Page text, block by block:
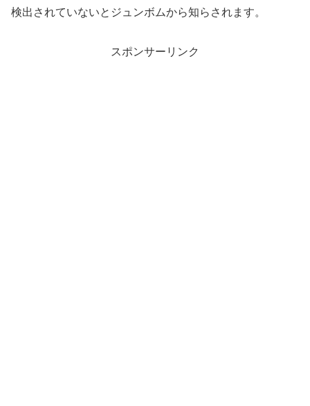
検出されていないとジュンボムから知らされます。
スポンサーリンク